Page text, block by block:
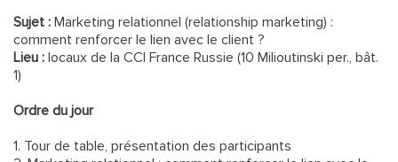
Sujet : Marketing relationnel (relationship marketing) :
comment renforcer le lien avec le client ?
Lieu : locaux de la CCI France Russie (10 Milioutinski per., bât.
1)
Ordre du jour
1. Tour de table, présentation des participants